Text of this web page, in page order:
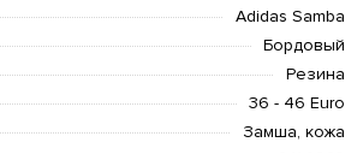
Adidas Samba
Бордовый
Резина
36 - 46 Euro
Замша, кожа